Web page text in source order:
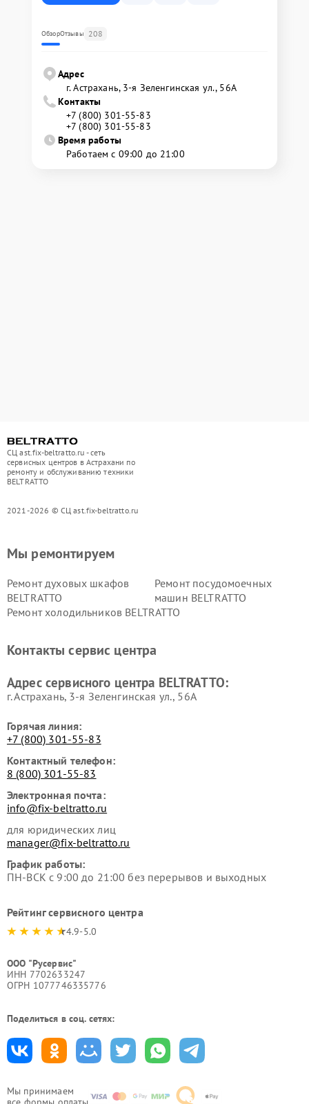
ОбзорОтзывы 208
Адрес
г. Астрахань, 3-я Зеленгинская ул., 56А
Контакты
+7 (800) 301-55-83
+7 (800) 301-55-83
Время работы
Работаем с 09:00 до 21:00
СЦ ast.fix-beltratto.ru - сеть
сервисных центров в Астрахани по
ремонту и обслуживанию техники
BELTRATTO
2021-2026 © СЦ ast.fix-beltratto.ru
Мы принимаем
Мы ремонтируем
Ремонт духовых шкафов
BELTRATTO
Ремонт посудомоечных
машин BELTRATTO
Ремонт холодильников BELTRATTO
Контакты сервис центра
Адрес сервисного центра BELTRATTO:
г. Астрахань, 3-я Зеленгинская ул., 56А
Горячая линия:
+7 (800) 301-55-83
Контактный телефон:
8 (800) 301-55-83
Электронная почта:
info@fix-beltratto.ru
для юридических лиц
manager@fix-beltratto.ru
График работы:
ПН-ВСК с 9:00 до 21:00 без перерывов и выходных
Рейтинг сервисного центра
4.9-5.0
ООО "Русервис"
ИНН 7702633247
ОГРН 1077746335776
Поделиться в соц. сетях: